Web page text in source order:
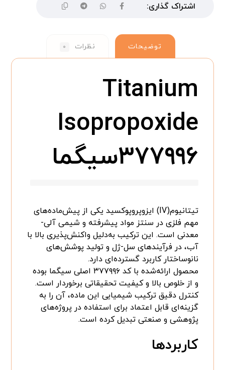
توضیحات نظرات ۰
Titanium
Isopropoxide
۳۷۷۹۹۶سیگما
تیتانیوم(IV) ایزوپروپوکسید یکی از پیش‌ماده‌های
مهم فلزی در سنتز مواد پیشرفته و شیمی آلی-
معدنی است. این ترکیب به‌دلیل واکنش‌پذیری بالا با
آب، در فرآیندهای سل-ژل و تولید پوشش‌های
نانوساختار کاربرد گسترده‌ای دارد.
محصول ارائه‌شده با کد ۳۷۷۹۹۶ اصلی سیگما بوده
و از خلوص بالا و کیفیت تحقیقاتی برخوردار است.
کنترل دقیق ترکیب شیمیایی این ماده، آن را به
گزینه‌ای قابل اعتماد برای استفاده در پروژه‌های
پژوهشی و صنعتی تبدیل کرده است.
کاربردها